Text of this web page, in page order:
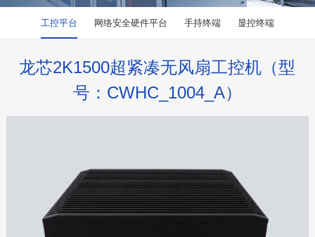
工控平台 网络安全硬件平台 手持终端 显控终端
龙芯2K1500超紧凑无风扇工控机（型
号：CWHC_1004_A）